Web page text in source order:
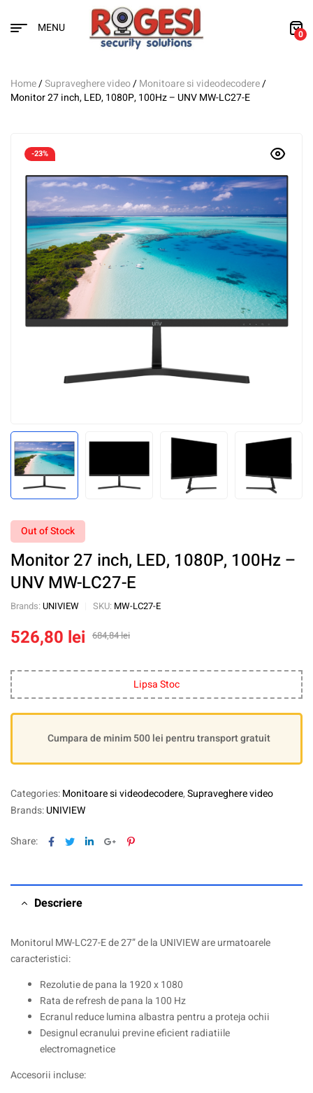
MENU 0
Home/Supraveghere video/Monitoare si videodecodere/
Monitor 27 inch, LED, 1080P, 100Hz – UNV MW-LC27-E
-23%
Out of Stock
Monitor 27 inch, LED, 1080P, 100Hz –
UNV MW-LC27-E
Brands: UNIVIEW SKU: MW-LC27-E
684,84lei
526,80 lei
Lipsa Stoc
Cumpara de minim 500 lei pentru transport gratuit
Categories:Monitoare si videodecodere,Supraveghere video
Brands:UNIVIEW
Share: Facebook
TwitterLinkedinGoogle+Pinterest
Descriere
Monitorul MW-LC27-E de 27” de la UNIVIEW are urmatoarele
caracteristici:
Rezolutie de pana la 1920 x 1080
Rata de refresh de pana la 100 Hz
Ecranul reduce lumina albastra pentru a proteja ochii
Designul ecranului previne eficient radiatiile
electromagnetice
Accesorii incluse: